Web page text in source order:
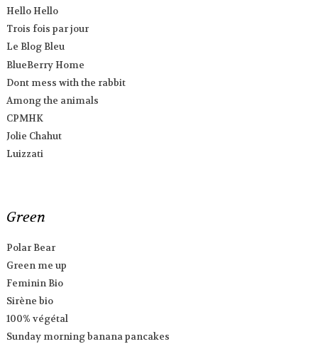
Hello Hello
Trois fois par jour
Le Blog Bleu
BlueBerry Home
Dont mess with the rabbit
Among the animals
CPMHK
Jolie Chahut
Luizzati
Green
Polar Bear
Green me up
Feminin Bio
Sirène bio
100% végétal
Sunday morning banana pancakes